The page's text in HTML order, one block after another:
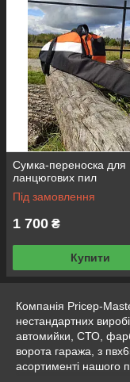
Сумка-переноска для
ланцюгових пил
Під замовлення
1 700 ₴
Купити
Компанія Pricep-
нестандартних
автомийки, СТО,
ворота гаража, з
асортименті нашого